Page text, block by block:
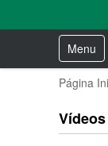
v
Toggle
Página
Vídeos